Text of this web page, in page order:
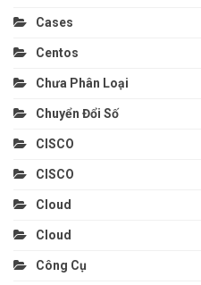
Cases
Centos
Chưa Phân Loại
Chuyển Đổi Số
CISCO
CISCO
Cloud
Cloud
Công Cụ